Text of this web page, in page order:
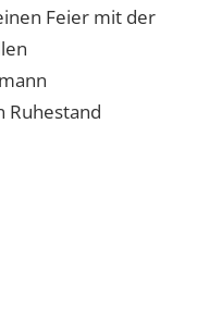
Feier mit der
Ruhestand